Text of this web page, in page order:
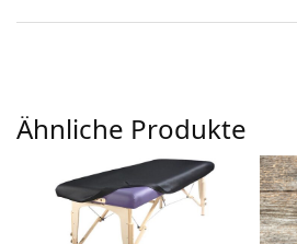
Ähnliche Produkte